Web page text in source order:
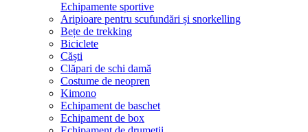
Echipamente sportive
Aripioare pentru scufundări și snorkelling
Bețe de trekking
Biciclete
Căști
Clăpari de schi damă
Costume de neopren
Kimono
Echipament de baschet
Echipament de box